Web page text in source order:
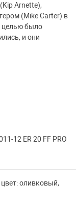
Arnette),
(Mike Carter) в
целью было
и они
12 ER 20 FF PRO
оливковый,